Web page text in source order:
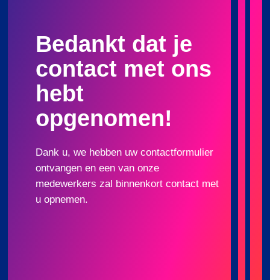
Bedankt dat je
contact met ons
hebt
opgenomen!
Dank u, we hebben uw contactformulier
ontvangen en een van onze
medewerkers zal binnenkort contact met
u opnemen.